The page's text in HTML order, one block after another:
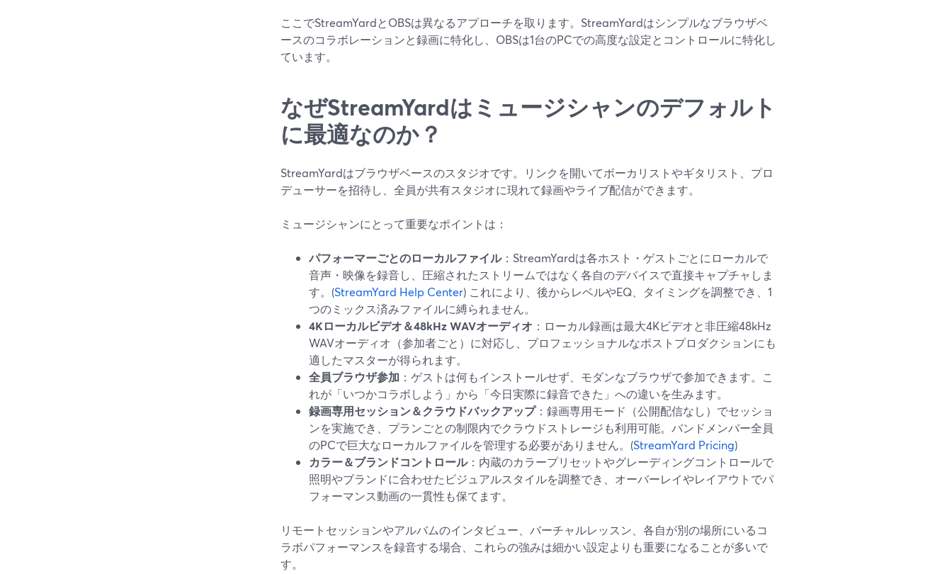
ここでStreamYardとOBSは異なるアプローチを取ります。StreamYardはシンプルなブラウザベ
ースのコラボレーションと録画に特化し、OBSは1台のPCでの高度な設定とコントロールに特化し
ています。
なぜStreamYardはミュージシャンのデフォルト
に最適なのか？
StreamYardはブラウザベースのスタジオです。リンクを開いてボーカリストやギタリスト、プロ
デューサーを招待し、全員が共有スタジオに現れて録画やライブ配信ができます。
ミュージシャンにとって重要なポイントは：
パフォーマーごとのローカルファイル：StreamYardは各ホスト・ゲストごとにローカルで
音声・映像を録音し、圧縮されたストリームではなく各自のデバイスで直接キャプチャしま
す。(StreamYard Help Center) これにより、後からレベルやEQ、タイミングを調整でき、1
つのミックス済みファイルに縛られません。
4Kローカルビデオ＆48kHz WAVオーディオ ：ローカル録画は最大4Kビデオと非圧縮48kHz
WAVオーディオ（参加者ごと）に対応し、プロフェッショナルなポストプロダクションにも
適したマスターが得られます。
全員ブラウザ参加 ：ゲストは何もインストールせず、モダンなブラウザで参加できます。こ
れが「いつかコラボしよう」から「今日実際に録音できた」への違いを生みます。
録画専用セッション＆クラウドバックアップ：録画専用モード（公開配信なし）でセッショ
ンを実施でき、プランごとの制限内でクラウドストレージも利用可能。バンドメンバー全員
のPCで巨大なローカルファイルを管理する必要がありません。(StreamYard Pricing)
カラー＆ブランドコントロール：内蔵のカラープリセットやグレーディングコントロールで
照明やブランドに合わせたビジュアルスタイルを調整でき、オーバーレイやレイアウトでパ
フォーマンス動画の一貫性も保てます。
リモートセッションやアルバムのインタビュー、バーチャルレッスン、各自が別の場所にいるコ
ラボパフォーマンスを録音する場合、これらの強みは細かい設定よりも重要になることが多いで
す。